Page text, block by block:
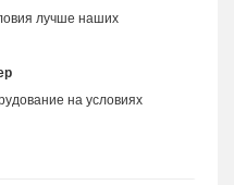
лучше наших
на условиях